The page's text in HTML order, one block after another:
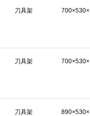
刀具架
刀具架
刀具架